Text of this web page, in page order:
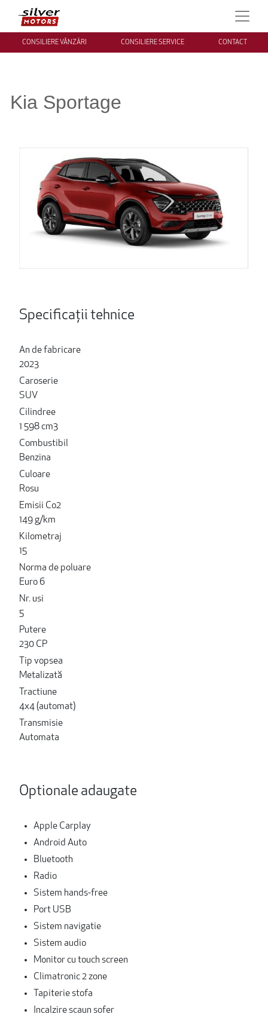
CONSILIERE VÂNZĂRI CONSILIERE SERVICE CONTACT
Kia Sportage
Specificații tehnice
An de fabricare
2023
Caroserie
SUV
Cilindree
1 598 cm3
Combustibil
Benzina
Culoare
Rosu
Emisii Co2
149 g/km
Kilometraj
15
Norma de poluare
Euro 6
Nr. usi
5
Putere
230 CP
Tip vopsea
Metalizată
Tractiune
4x4 (automat)
Transmisie
Automata
Optionale adaugate
Apple Carplay
Android Auto
Bluetooth
Radio
Sistem hands-free
Port USB
Sistem navigatie
Sistem audio
Monitor cu touch screen
Climatronic 2 zone
Tapiterie stofa
Incalzire scaun sofer